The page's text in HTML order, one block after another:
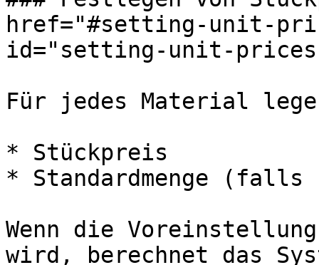
href="#setting-unit-
id="setting-unit-
Für jedes Material
* Stückpreis
* Standardmenge
Wenn die
wird, berechnet das